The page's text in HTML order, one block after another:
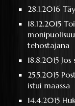
28.1.2016
18.12.2015
tehostajana
18.8.2015
25.5.2015
istui maassa
14.4.2015